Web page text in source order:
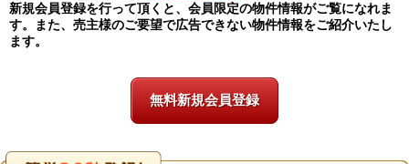
新規会員登録を行って頂くと、会員限定の物件情報がご覧になれま
す。また、売主様のご要望で広告できない物件情報をご紹介いたし
ます。
無料新規会員登録